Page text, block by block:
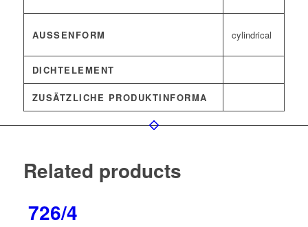
AUSSENFORM cylindrical
DICHTELEMENT
ZUSÄTZLICHE PRODUKTINFORMA
Related products
726/4